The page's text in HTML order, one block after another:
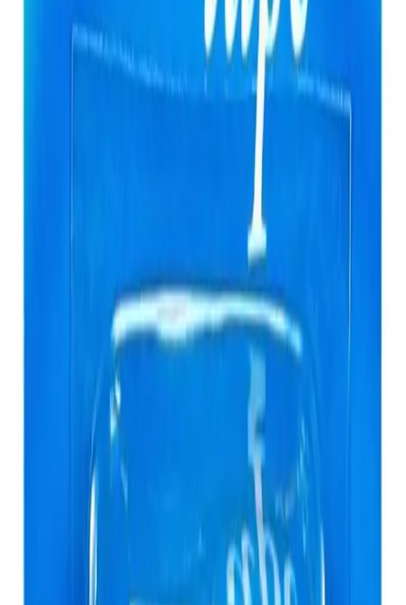
Yüksek ve Esnek Yapı:
Hassas diş etleri için uygun ve
konforlu kullanım.
Pratik Kullanım: Günlük ağız bakım rutininin vazgeçilmez
Oral-B Satin Tape Diş İpi, ağız sağlığını korumak ve ferah bir nefes
elde etmek isteyen herkes için ideal bir seçimdir. Uzun ve etkili
kullanım süresi, yüksek kullanıcı memnuniyeti ve benzersiz
tasarımıyla öne çıkar. Düzenli kullanımıyla diş ve diş eti sağlığını
desteklerken ağız kokusunu önlemeye de yardımcı olur.
Diş ipi kullanımında hijyen ve etkinlik büyük önem taşır. Bu
nedenle, ürünün kullanım talimatlarına uygun şekilde düzenli olarak
kullanılması önerilir. Ayrıca, ağız bakım rutininizin vazgeçilmez bir
parçası olarak, Oral-B Satin Tape Diş İpi ile sağlıklı ve ferah bir
gülüşe ulaşabilirsiniz.
Yorumlar:
Ayın popüler yazıları